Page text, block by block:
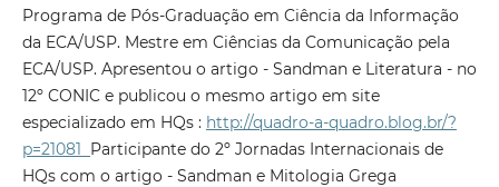
Programa de Pós-Graduação em Ciência da Informação
da ECA/USP. Mestre em Ciências da Comunicação pela
ECA/USP. Apresentou o artigo - Sandman e Literatura - no
12º CONIC e publicou o mesmo artigo em site
especializado em HQs : http://quadro-a-quadro.blog.br/?
p=21081 Participante do 2º Jornadas Internacionais de
HQs com o artigo - Sandman e Mitologia Grega